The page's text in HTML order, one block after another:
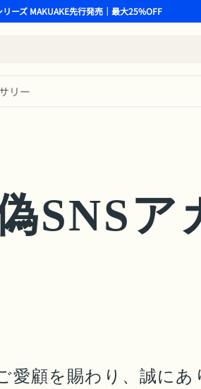
リーズ MAKUAKE先行発売｜最大25%OFF
リー
SNSア
愛顧を賜わり、誠にあ